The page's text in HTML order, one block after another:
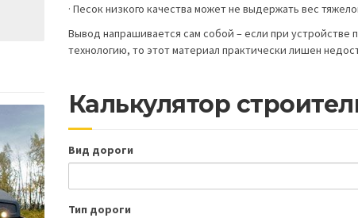
· Песок низкого качества может не выдержать вес
Вывод напрашивается сам собой – если при устройстве
технологию, то этот материал практически лишен
Калькулятор
Вид дороги
Тип дороги